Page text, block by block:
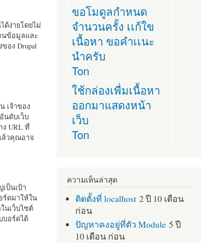
ด้ง่ายโดยไม่
นข้อมูลและ
อง Drupal
เจ้าของ
นดับเว็บ
URL ที่
ล้วคุณอาจ
ป็นเป้า
ร์ดมาให้ใน
นเว็บไซต์
บอร์ดได้
ขอโมดูลกำหนด
จำนวนครั้ง เเก้ใข
เนื้อหา ขอคำเเนะ
นำครับ
Ton
ใช้กล่องเพื่มเนื้อหา
ออกมาแสดงหน้า
เว็บ
Ton
ความเห็นล่าสุด
ติดตั้งที่ localhost 2 ปี 10 เดือน
ก่อน
ปัญหาคงอยู่ที่ตัว Module 5 ปี
10 เดือน ก่อน